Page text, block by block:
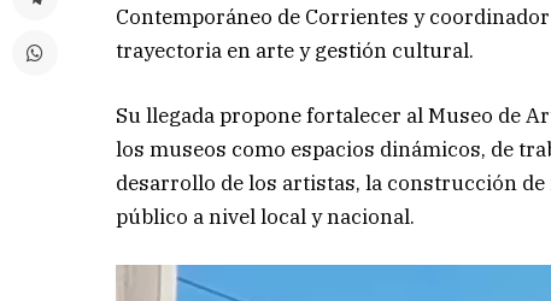
Contemporáneo de Corrientes y
trayectoria en arte y gestión cultural.
Su llegada propone fortalecer al Museo de
los museos como espacios dinámicos, de
desarrollo de los artistas, la construcción
público a nivel local y nacional.